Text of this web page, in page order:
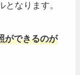
なります。
ができるのが